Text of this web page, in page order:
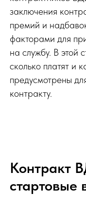
заключения
премий и
факторами для
на службу. В этой
сколько платят и
предусмотрены
контракту.
Контракт
стартовые